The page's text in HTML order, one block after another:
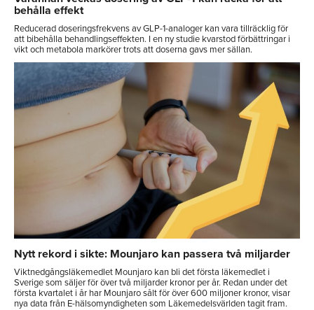
behålla effekt
Reducerad doseringsfrekvens av GLP-1-analoger kan vara tillräcklig för
att bibehålla behandlingseffekten. I en ny studie kvarstod förbättringar i
vikt och metabola markörer trots att doserna gavs mer sällan.
Nytt rekord i sikte: Mounjaro kan passera två miljarder
Viktnedgångsläkemedlet Mounjaro kan bli det första läkemedlet i
Sverige som säljer för över två miljarder kronor per år. Redan under det
första kvartalet i år har Mounjaro sålt för över 600 miljoner kronor, visar
nya data från E-hälsomyndigheten som Läkemedelsvärlden tagit fram.